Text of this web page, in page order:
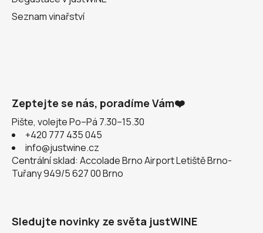
Seznam vinařství
Zeptejte se nás, poradíme Vám❤️
Pište, volejte Po–Pá 7.30–15.30
+420 777 435 045
info@justwine.cz
Centrální sklad: Accolade Brno Airport Letiště Brno-
Tuřany 949/5 627 00 Brno
Sledujte novinky ze světa justWINE